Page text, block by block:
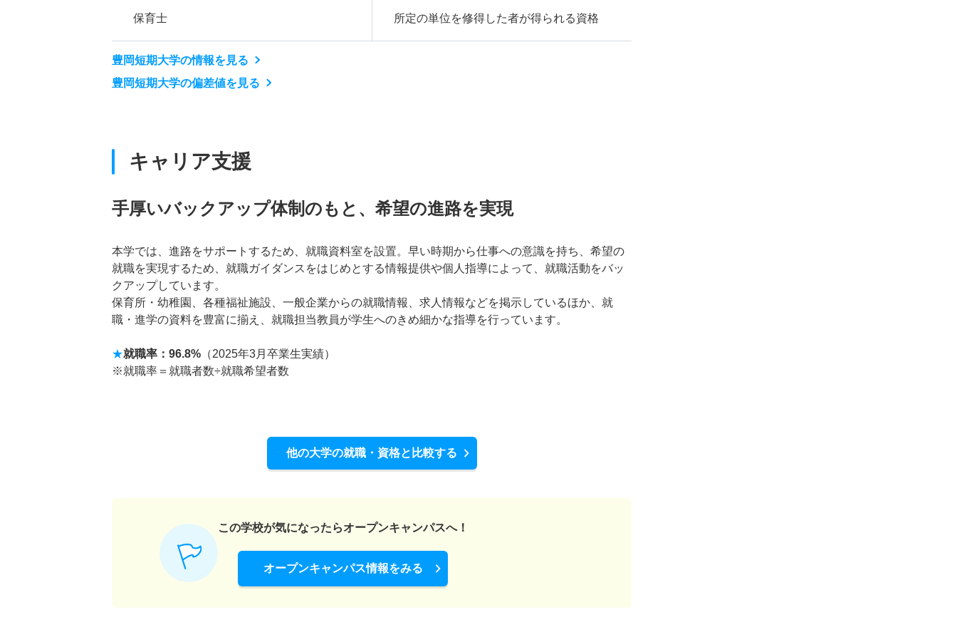
保育士 所定の単位を修得した者が得られる資格
豊岡短期大学の情報を見る
豊岡短期大学の偏差値を見る
キャリア支援
手厚いバックアップ体制のもと、希望の進路を実現
本学では、進路をサポートするため、就職資料室を設置。早い時期から仕事への意識を持ち、希望の
就職を実現するため、就職ガイダンスをはじめとする情報提供や個人指導によって、就職活動をバッ
クアップしています。
保育所・幼稚園、各種福祉施設、一般企業からの就職情報、求人情報などを掲示しているほか、就
職・進学の資料を豊富に揃え、就職担当教員が学生へのきめ細かな指導を行っています。
★就職率：96.8% （2025年3月卒業生実績）
※就職率＝就職者数÷就職希望者数
他の大学の就職・資格と比較する
この学校が気になったらオープンキャンパスへ！
オープンキャンパス情報をみる